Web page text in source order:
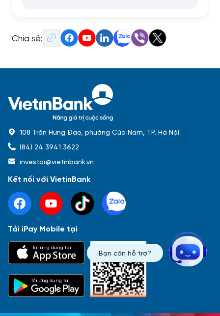
Báo cáo tài chính Thông tin giao dịch
Sự kiện
Chia sẻ:
Bạn cần hỗ trợ?
108 Trần Hưng Đạo, phường Cửa Nam, TP. Hà Nội
(84) 24 3941 3622
investor@vietinbank.vn
Kết nối với VietinBank
Tải iPay Mobile tại
Tải ứng dụng tại
Tải ứng dụng tại